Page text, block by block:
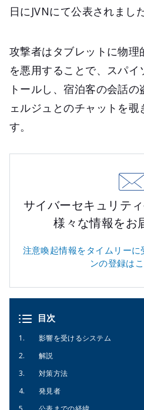
日にJVNにて公表されました
攻撃者はタブレットに物理
を悪用することで、スパイ
トールし、宿泊客の会話
ェルジュとのチャットを
す。
サイバーセキュリテ
様々な情報をお
注意喚起情報をタイムリー
ンの登録は
目次
影響を受けるシステム
解説
対策方法
発見者